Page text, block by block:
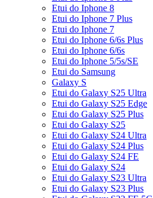
Etui do Iphone 8
Etui do Iphone 7 Plus
Etui do Iphone 7
Etui do Iphone 6/6s Plus
Etui do Iphone 6/6s
Etui do Iphone 5/5s/SE
Etui do Samsung
Galaxy S
Etui do Galaxy S25 Ultra
Etui do Galaxy S25 Edge
Etui do Galaxy S25 Plus
Etui do Galaxy S25
Etui do Galaxy S24 Ultra
Etui do Galaxy S24 Plus
Etui do Galaxy S24 FE
Etui do Galaxy S24
Etui do Galaxy S23 Ultra
Etui do Galaxy S23 Plus